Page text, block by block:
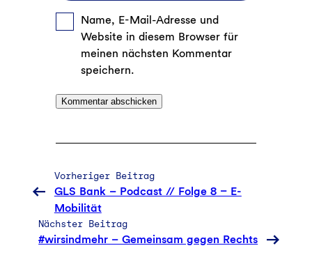
Name, E-Mail-Adresse und
Website in diesem Browser für
meinen nächsten Kommentar
speichern.
Vorheriger Beitrag
GLS Bank – Podcast // Folge 8 – E-
Mobilität
Nächster Beitrag
#wirsindmehr – Gemeinsam gegen Rechts